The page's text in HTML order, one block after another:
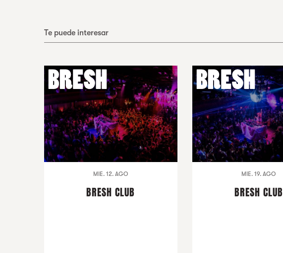
Te puede interesar
MIE. 12. AGO
BRESH CLUB
MIE. 19. AGO
BRESH CLUB